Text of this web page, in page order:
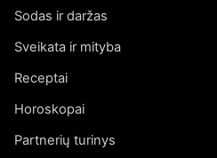
Sodas ir daržas
Sveikata ir mityba
Receptai
Horoskopai
Partnerių turinys